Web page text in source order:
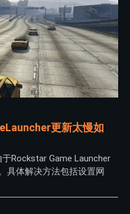
更新太慢如
Rockstar Game Launcher
具体解决方法包括设置网